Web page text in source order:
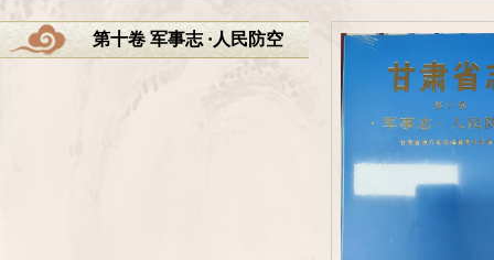
第十卷 军事志 ·人民防空